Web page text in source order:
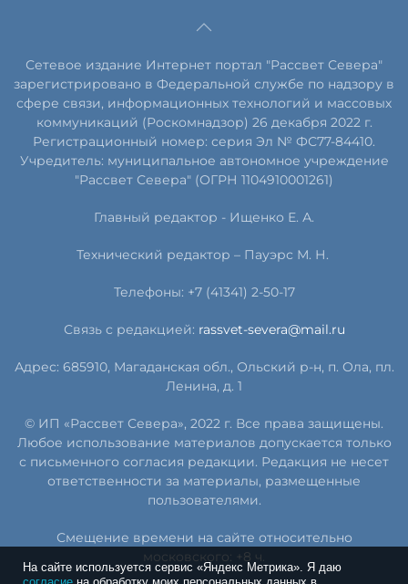
Сетевое издание Интернет портал "Рассвет Севера"
зарегистрировано в Федеральной службе по надзору в
сфере связи, информационных технологий и массовых
коммуникаций (Роскомнадзор) 26 декабря 2022 г.
Регистрационный номер: серия Эл № ФС77-84410.
Учредитель: муниципальное автономное учреждение
"Рассвет Севера" (ОГРН 1104910001261)
Главный редактор - Ищенко Е. А.
Технический редактор – Пауэрс М. Н.
Телефоны: +7 (41341) 2-50-17
Связь с редакцией: rassvet-severa@mail.ru
Адрес: 685910, Магаданская обл., Ольский р-н, п. Ола, пл.
Ленина, д. 1
© ИП «Рассвет Севера», 2022 г. Все права защищены.
Любое использование материалов допускается только
с письменного согласия редакции. Редакция не несет
ответственности за материалы, размещенные
пользователями.
Смещение времени на сайте относительно
московского: +8 ч.
На сайте используется сервис «Яндекс Метрика». Я даю